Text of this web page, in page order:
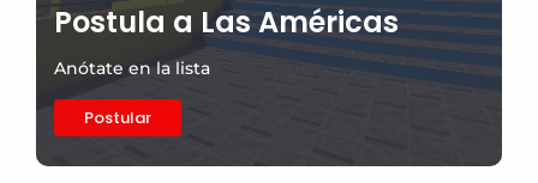
Postula a Las Américas
Anótate en la lista
Postular